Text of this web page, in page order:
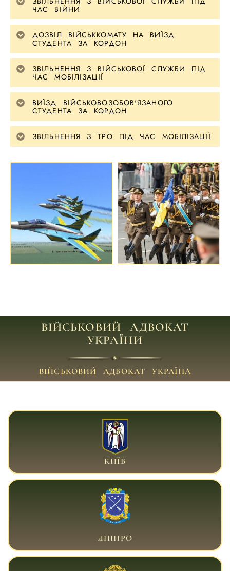
ЧАС ВІЙНИ
ДОЗВІЛ ВІЙСЬККОМАТУ НА ВИЇЗД
СТУДЕНТА ЗА КОРДОН
ЗВІЛЬНЕННЯ З ВІЙСЬКОВОЇ СЛУЖБИ ПІД
ЧАС МОБІЛІЗАЦІЇ
ВИЇЗД ВІЙСЬКОВОЗОБОВ'ЯЗАНОГО
СТУДЕНТА ЗА КОРДОН
ЗВІЛЬНЕННЯ З ТРО ПІД ЧАС МОБІЛІЗАЦІЇ
ВІЙСЬКОВИЙ АДВОКАТ
УКРАЇНИ
ВІЙСЬКОВИЙ АДВОКАТ УКРАЇНА
КИЇВ
ВІЙСЬКОВИЙ АДВОКАТ ДНІПРО
ДНІПРО